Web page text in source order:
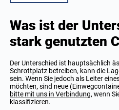
Was ist der
stark genutzten
Der Unterschied ist hauptsächlich
Schrottplatz betreiben, kann die
sein. Wenn Sie jedoch als Leiter
möchten, sind neue
bitte mit uns in Verbindung, wenn
klassifizieren.